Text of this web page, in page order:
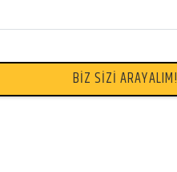
BİZ SİZİ ARAYALIM!